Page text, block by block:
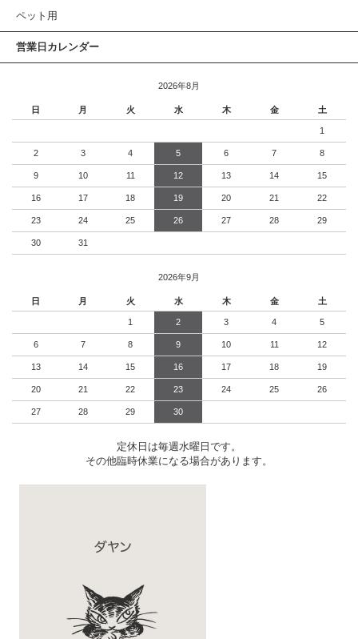
ペット用
営業日カレンダー
2026年8月
日 月 火 水 木 金 土
1
2 3 4 5 6 7 8
9 10 11 12 13 14 15
16 17 18 19 20 21 22
23 24 25 26 27 28 29
30 31
2026年9月
日 月 火 水 木 金 土
1 2 3 4 5
6 7 8 9 10 11 12
13 14 15 16 17 18 19
20 21 22 23 24 25 26
27 28 29 30
定休日は毎週水曜日です。
その他臨時休業になる場合があります。